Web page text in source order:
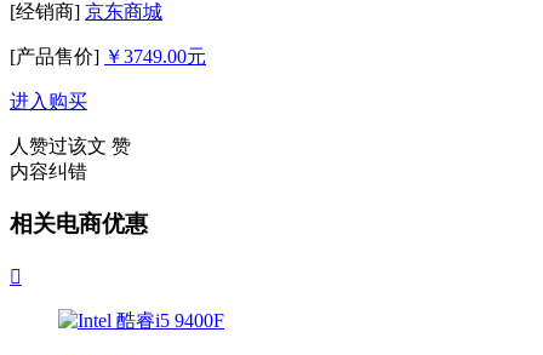
[经销商] 京东商城
[产品售价] ￥3749.00元
进入购买
人赞过该文 赞
内容纠错
相关电商优惠
